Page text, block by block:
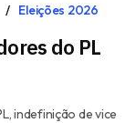
Eleições 2026
do PL
indefinição de vice